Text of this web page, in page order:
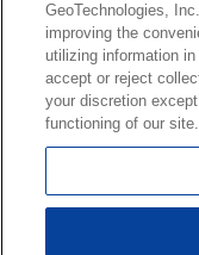
法人向け地図・位置情
図API Windows PC向
サービス
MAP
カーナビ地図更新
MapFan スマートメン
KENWOOD MapFan
GeoTechnologies,
improving the
utilizing information
accept or reject
your discretion
functioning of our site.